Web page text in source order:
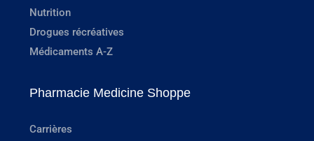
Nutrition
Drogues récréatives
Médicaments A-Z
Pharmacie Medicine Shoppe
Carrières